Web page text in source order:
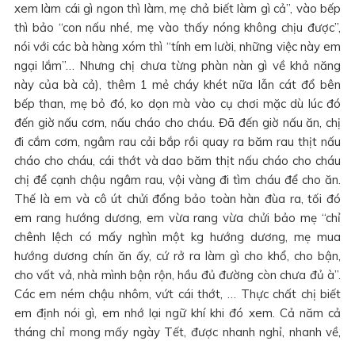
xem làm cái gì ngon thì làm, mẹ chả biết làm gì cả”, vào bếp
thì bảo “con nấu nhé, mẹ vào thấy nóng không chịu được”,
nói với các bà hàng xóm thì “tính em lười, những việc này em
ngại lắm”… Nhưng chị chưa từng phàn nàn gì về khả năng
này của bà cả), thêm 1 mẻ cháy khét nữa lẫn cát đổ bên
bếp than, mẹ bỏ đó, ko dọn mà vào cụ chơi mặc dù lúc đó
đến giờ nấu cơm, nấu cháo cho cháu. Đã đến giờ nấu ăn, chị
đi cắm cơm, ngâm rau cải bắp rồi quay ra băm rau thịt nấu
cháo cho cháu, cái thớt và dao băm thịt nấu cháo cho cháu
chị để cạnh chậu ngâm rau, vội vàng đi tìm cháu để cho ăn.
Thế là em và cô út chửi đổng bảo toàn hàn đùa ra, tối đó
em rang hướng dương, em vừa rang vừa chửi bảo mẹ “chỉ
chênh lệch có mấy nghìn một kg hướng dương, mẹ mua
hướng dương chín ăn ấy, cứ rở ra làm gì cho khổ, cho bận,
cho vất vả, nhà mình bận rộn, hầu đủ đường còn chưa đủ à”.
Các em ném chậu nhôm, vứt cái thớt, … Thực chất chị biết
em định nói gì, em nhớ lại ngữ khí khi đó xem. Cả năm cả
tháng chỉ mong mấy ngày Tết, được nhanh nghỉ, nhanh về,